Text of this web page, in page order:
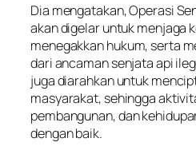
Dia mengatakan, Operasi
akan digelar untuk menjaga
menegakkan hukum, serta
dari ancaman senjata api
juga diarahkan untuk
masyarakat, sehingga
pembangunan, dan
dengan baik.